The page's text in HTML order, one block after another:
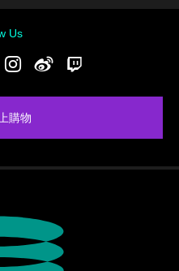
Us
LINE Instgram新浪微博
購物